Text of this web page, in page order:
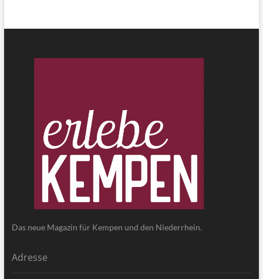
Das neue Magazin für Kempen und den Niederrhein.
Adresse